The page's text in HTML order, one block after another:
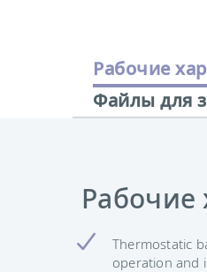
Рабочие
Файлы для
Рабочие
Thermostatic
operation and